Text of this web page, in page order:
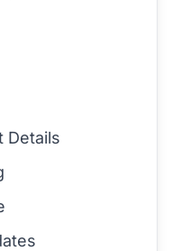
Details